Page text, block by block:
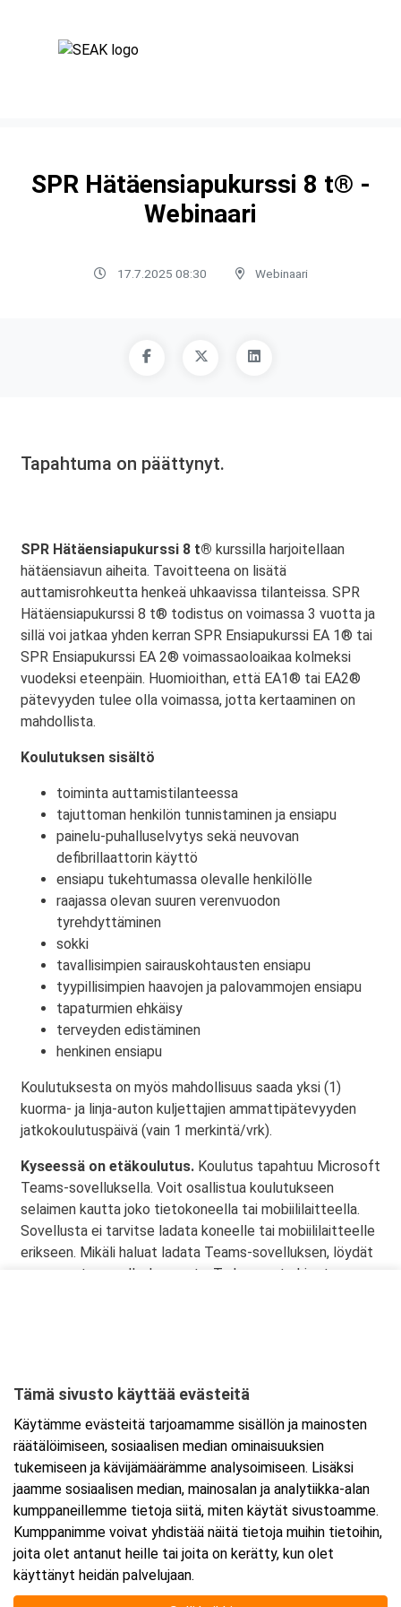
SPR Hätäensiapukurssi 8 t® -
Webinaari
17.7.2025 08:30 Webinaari
Tapahtuma on päättynyt.
SPR Hätäensiapukurssi 8 t® kurssilla harjoitellaan
hätäensiavun aiheita. Tavoitteena on lisätä
auttamisrohkeutta henkeä uhkaavissa tilanteissa. SPR
Hätäensiapukurssi 8 t® todistus on voimassa 3 vuotta ja
sillä voi jatkaa yhden kerran SPR Ensiapukurssi EA 1® tai
SPR Ensiapukurssi EA 2® voimassaoloaikaa kolmeksi
vuodeksi eteenpäin. Huomioithan, että EA1® tai EA2®
pätevyyden tulee olla voimassa, jotta kertaaminen on
mahdollista.
Koulutuksen sisältö
toiminta auttamistilanteessa
tajuttoman henkilön tunnistaminen ja ensiapu
painelu-puhalluselvytys sekä neuvovan
defibrillaattorin käyttö
ensiapu tukehtumassa olevalle henkilölle
raajassa olevan suuren verenvuodon
tyrehdyttäminen
sokki
tavallisimpien sairauskohtausten ensiapu
tyypillisimpien haavojen ja palovammojen ensiapu
tapaturmien ehkäisy
terveyden edistäminen
henkinen ensiapu
Koulutuksesta on myös mahdollisuus saada yksi (1)
kuorma- ja linja-auton kuljettajien ammattipätevyyden
jatkokoulutuspäivä (vain 1 merkintä/vrk).
Kyseessä on etäkoulutus. Koulutus tapahtuu Microsoft
Teams-sovelluksella. Voit osallistua koulutukseen
selaimen kautta joko tietokoneella tai mobiililaitteella.
Sovellusta ei tarvitse ladata koneelle tai mobiililaitteelle
erikseen. Mikäli haluat ladata Teams-sovelluksen, löydät
sen omasta sovelluskaupasta. Tarkemmat ohjeet
Ajankohta
Alkaa:17.7.2025 08:30
Päättyy:17.7.2025 15:30
Lisää tapahtuma kalenteriisi
Tämä sivusto käyttää evästeitä
Käytämme evästeitä tarjoamamme sisällön ja mainosten
räätälöimiseen, sosiaalisen median ominaisuuksien
tukemiseen ja kävijämäärämme analysoimiseen. Lisäksi
jaamme sosiaalisen median, mainosalan ja analytiikka-alan
kumppaneillemme tietoja siitä, miten käytät sivustoamme.
Kumppanimme voivat yhdistää näitä tietoja muihin tietoihin,
joita olet antanut heille tai joita on kerätty, kun olet
käyttänyt heidän palvelujaan.